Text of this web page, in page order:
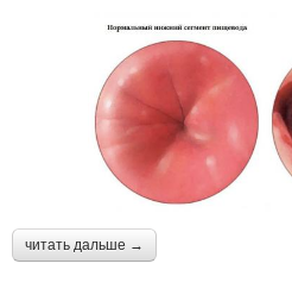
читать дальше →